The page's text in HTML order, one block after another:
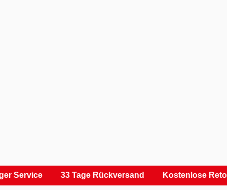
Service 33 Tage Rückversand Kostenlose